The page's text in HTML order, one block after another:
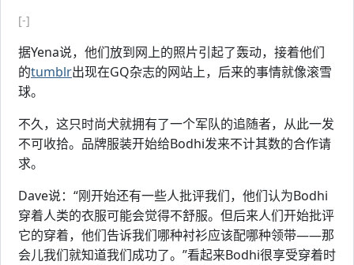
[-]
据Yena说，他们放到网上的照片引起了轰动，接着他们
的tumblr出现在GQ杂志的网站上，后来的事情就像滚雪
球。
不久，这只时尚犬就拥有了一个军队的追随者，从此一发
不可收拾。品牌服装开始给Bodhi发来不计其数的合作请
求。
Dave说：“刚开始还有一些人批评我们，他们认为Bodhi
穿着人类的衣服可能会觉得不舒服。但后来人们开始批评
它的穿着，他们告诉我们哪种衬衫应该配哪种领带——那
会儿我们就知道我们成功了。”看起来Bodhi很享受穿着时